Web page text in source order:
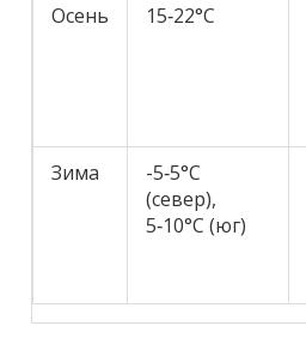
Осень 15‑22°C
Зима
-5‑5°C
(север),
5‑10°C (юг)